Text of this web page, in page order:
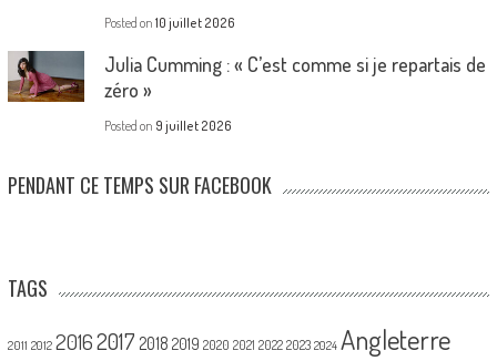
Posted on 10 juillet 2026
Julia Cumming : « C’est comme si je repartais de
zéro »
Posted on 9 juillet 2026
PENDANT CE TEMPS SUR FACEBOOK
TAGS
2011 2012 20162017 2018 2019 2020 2021 2022 2023 2024 Angleterre